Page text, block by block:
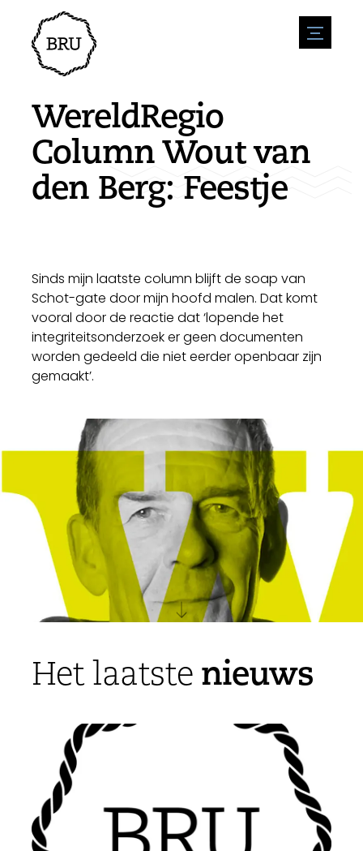
menu
Agenda
Evenement aanmelden
Overnachting
Winkels
Natuur en water
Sport
Bezienswaardigheden
Bereikbaarheid
Parkeren
Leefomgeving
Ondernemen
Vacatures
Nieuwsoverzicht
WereldRegio
Column Wout van
den Berg: Feestje
Sinds mijn laatste column blijft de soap van
Schot-gate door mijn hoofd malen. Dat komt
vooral door de reactie dat ‘lopende het
integriteitsonderzoek er geen documenten
worden gedeeld die niet eerder openbaar zijn
gemaakt’.
Het laatste nieuws